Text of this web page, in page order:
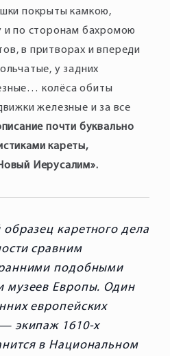
покрыты камкою,
и по сторонам бахромою
в притворах и впереди
у задних
колёса обиты
железные и за все
почти буквально
кареты,
Иерусалим».
каретного дела
сравним
подобными
музеев Европы. Один
европейских
экипаж 1610-х
в Национальном